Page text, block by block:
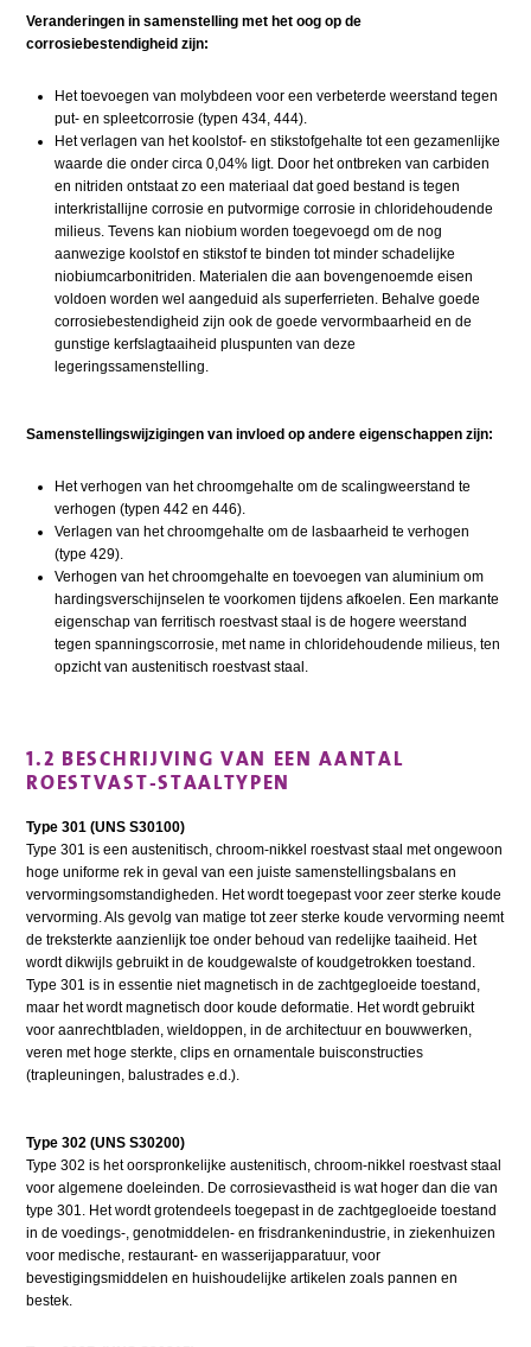
Veranderingen in samenstelling met het oog op de
corrosiebestendigheid zijn:
Het toevoegen van molybdeen voor een verbeterde weerstand tegen
put- en spleetcorrosie (typen 434, 444).
Het verlagen van het koolstof- en stikstofgehalte tot een gezamenlijke
waarde die onder circa 0,04% ligt. Door het ontbreken van carbiden
en nitriden ontstaat zo een materiaal dat goed bestand is tegen
interkristallijne corrosie en putvormige corrosie in chloridehoudende
milieus. Tevens kan niobium worden toegevoegd om de nog
aanwezige koolstof en stikstof te binden tot minder schadelijke
niobiumcarbonitriden. Materialen die aan bovengenoemde eisen
voldoen worden wel aangeduid als superferrieten. Behalve goede
corrosiebestendigheid zijn ook de goede vervormbaarheid en de
gunstige kerfslagtaaiheid pluspunten van deze
legeringssamenstelling.
Samenstellingswijzigingen van invloed op andere eigenschappen zijn:
Het verhogen van het chroomgehalte om de scalingweerstand te
verhogen (typen 442 en 446).
Verlagen van het chroomgehalte om de lasbaarheid te verhogen
(type 429).
Verhogen van het chroomgehalte en toevoegen van aluminium om
hardingsverschijnselen te voorkomen tijdens afkoelen. Een markante
eigenschap van ferritisch roestvast staal is de hogere weerstand
tegen spanningscorrosie, met name in chloridehoudende milieus, ten
opzicht van austenitisch roestvast staal.
1.2 BESCHRIJVING VAN EEN AANTAL
ROESTVAST-STAALTYPEN
Type 301 (UNS S30100)
Type 301 is een austenitisch, chroom-nikkel roestvast staal met ongewoon
hoge uniforme rek in geval van een juiste samenstellingsbalans en
vervormingsomstandigheden. Het wordt toegepast voor zeer sterke koude
vervorming. Als gevolg van matige tot zeer sterke koude vervorming neemt
de treksterkte aanzienlijk toe onder behoud van redelijke taaiheid. Het
wordt dikwijls gebruikt in de koudgewalste of koudgetrokken toestand.
Type 301 is in essentie niet magnetisch in de zachtgegloeide toestand,
maar het wordt magnetisch door koude deformatie. Het wordt gebruikt
voor aanrechtbladen, wieldoppen, in de architectuur en bouwwerken,
veren met hoge sterkte, clips en ornamentale buisconstructies
(trapleuningen, balustrades e.d.).
Type 302 (UNS S30200)
Type 302 is het oorspronkelijke austenitisch, chroom-nikkel roestvast staal
voor algemene doeleinden. De corrosievastheid is wat hoger dan die van
type 301. Het wordt grotendeels toegepast in de zachtgegloeide toestand
in de voedings-, genotmiddelen- en frisdrankenindustrie, in ziekenhuizen
voor medische, restaurant- en wasserijapparatuur, voor
bevestigingsmiddelen en huishoudelijke artikelen zoals pannen en
bestek.